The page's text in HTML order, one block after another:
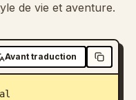
de vie et aventure.
Avant traduction